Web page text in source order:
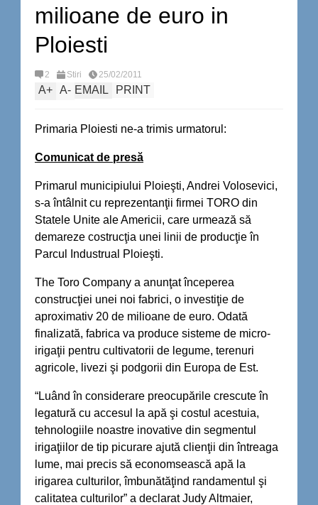
milioane de euro in
Ploiesti
2 Stiri 25/02/2011
A+ A- EMAIL PRINT
Primaria Ploiesti ne-a trimis urmatorul:
Comunicat de presă
Primarul municipiului Ploieşti, Andrei Volosevici,
s-a întâlnit cu reprezentanţii firmei TORO din
Statele Unite ale Americii, care urmează să
demareze costrucţia unei linii de producţie în
Parcul Industrual Ploieşti.
The Toro Company a anunţat începerea
construcţiei unei noi fabrici, o investiţie de
aproximativ 20 de milioane de euro. Odată
finalizată, fabrica va produce sisteme de micro-
irigaţii pentru cultivatorii de legume, terenuri
agricole, livezi şi podgorii din Europa de Est.
“Luând în considerare preocupările crescute în
legatură cu accesul la apă şi costul acestuia,
tehnologiile noastre inovative din segmentul
irigaţiilor de tip picurare ajută clienţii din întreaga
lume, mai precis să economsească apă la
irigarea culturilor, îmbunătăţind randamentul şi
calitatea culturilor” a declarat Judy Altmaier,